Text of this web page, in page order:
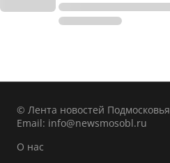
© Лента новостей Подмосковья
Email: info@newsmosobl.ru
О нас